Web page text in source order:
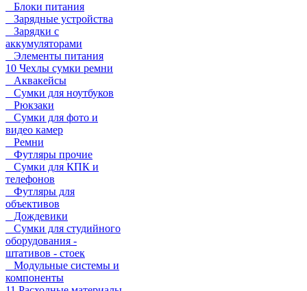
Блоки питания
Зарядные устройства
Зарядки с
аккумуляторами
Элементы питания
10 Чехлы сумки ремни
Аквакейсы
Сумки для ноутбуков
Рюкзаки
Сумки для фото и
видео камер
Ремни
Футляры прочие
Сумки для КПК и
телефонов
Футляры для
объективов
Дождевики
Сумки для студийного
оборудования -
штативов - стоек
Модульные системы и
компоненты